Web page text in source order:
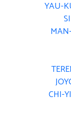
YAU-
CHI-